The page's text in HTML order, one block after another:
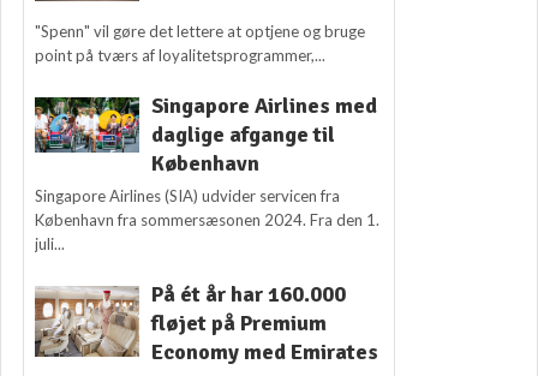
"Spenn" vil gøre det lettere at optjene og bruge
point på tværs af loyalitetsprogrammer,...
Singapore Airlines med
daglige afgange til
København
Singapore Airlines (SIA) udvider servicen fra
København fra sommersæsonen 2024. Fra den 1.
juli...
På ét år har 160.000
fløjet på Premium
Economy med Emirates